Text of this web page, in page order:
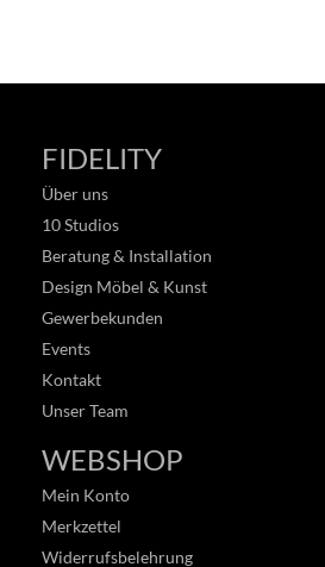
FIDELITY
Über uns
10 Studios
Beratung & Installation
Design Möbel & Kunst
Gewerbekunden
Events
Kontakt
Unser Team
WEBSHOP
Mein Konto
Merkzettel
Widerrufsbelehrung